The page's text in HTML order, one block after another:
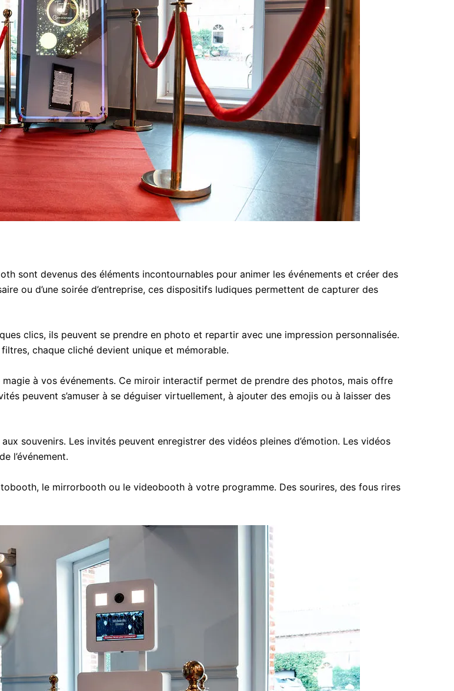
sont devenus des éléments incontournables pour animer les événements et créer des
ou d’une soirée d’entreprise, ces dispositifs ludiques permettent de capturer des
clics, ils peuvent se prendre en photo et repartir avec une impression personnalisée.
chaque cliché devient unique et mémorable.
à vos événements. Ce miroir interactif permet de prendre des photos, mais offre
peuvent s’amuser à se déguiser virtuellement, à ajouter des emojis ou à laisser des
souvenirs. Les invités peuvent enregistrer des vidéos pleines d’émotion. Les vidéos
l’événement.
le mirrorbooth ou le videobooth à votre programme. Des sourires, des fous rires